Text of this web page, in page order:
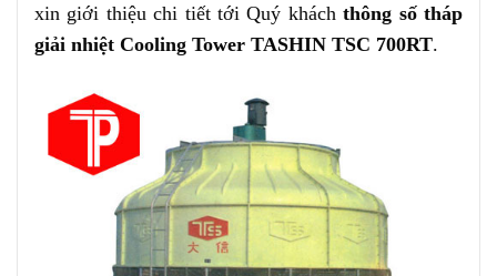
xin giới thiệu chi tiết tới Quý kháchthông số tháp
giải nhiệt Cooling Tower TASHIN TSC 700RT.